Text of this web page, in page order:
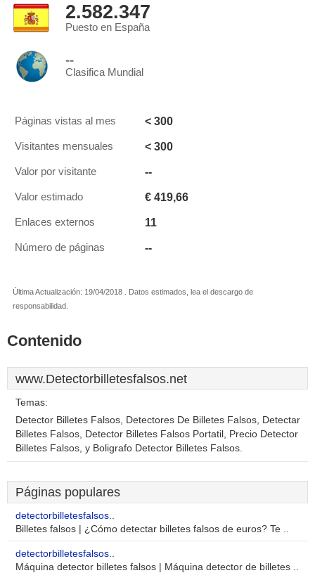
2.582.347
Puesto en España
--
Clasifica Mundial
Páginas vistas al mes < 300
Visitantes mensuales < 300
Valor por visitante --
Valor estimado € 419,66
Enlaces externos 11
Número de páginas --
Última Actualización: 19/04/2018 . Datos estimados, lea el descargo de
responsabilidad.
Contenido
www.Detectorbilletesfalsos.net
Temas:
Detector Billetes Falsos, Detectores De Billetes Falsos, Detectar
Billetes Falsos, Detector Billetes Falsos Portatil, Precio Detector
Billetes Falsos, y Boligrafo Detector Billetes Falsos.
Páginas populares
detectorbilletesfalsos..
Billetes falsos | ¿Cómo detectar billetes falsos de euros? Te ..
detectorbilletesfalsos..
Máquina detector billetes falsos | Máquina detector de billetes ..